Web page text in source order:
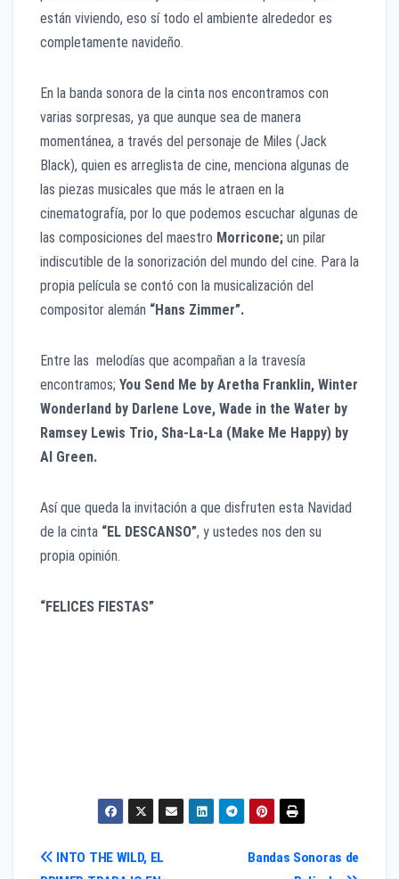
están viviendo, eso sí todo el ambiente alrededor es
completamente navideño.
En la banda sonora de la cinta nos encontramos con
varias sorpresas, ya que aunque sea de manera
momentánea, a través del personaje de Miles (Jack
Black), quien es arreglista de cine, menciona algunas de
las piezas musicales que más le atraen en la
cinematografía, por lo que podemos escuchar algunas de
las composiciones del maestro Morricone; un pilar
indiscutible de la sonorización del mundo del cine. Para la
propia película se contó con la musicalización del
compositor alemán “Hans Zimmer”.
Entre las melodías que acompañan a la travesía
encontramos; You Send Me by Aretha Franklin, Winter
Wonderland by Darlene Love, Wade in the Water by
Ramsey Lewis Trio, Sha-La-La (Make Me Happy) by
Al Green.
Así que queda la invitación a que disfruten esta Navidad
de la cinta “EL DESCANSO”, y ustedes nos den su
propia opinión.
“FELICES FIESTAS”
Navegación
Bandas Sonoras de
INTO THE WILD, EL